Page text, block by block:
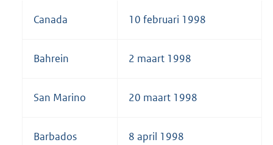
Canada 10 februari 1998
Bahrein 2 maart 1998
San Marino 20 maart 1998
Barbados 8 april 1998